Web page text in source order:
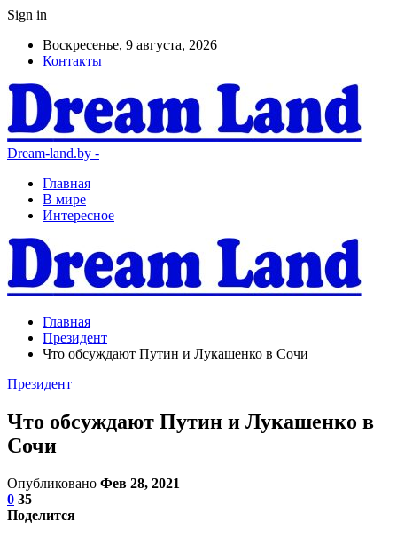
Sign in
Воскресенье, 9 августа, 2026
Контакты
Dream-land.by -
Главная
В мире
Интересное
Главная
Президент
Что обсуждают Путин и Лукашенко в Сочи
Президент
Что обсуждают Путин и Лукашенко в
Сочи
Опубликовано Фев 28, 2021
0 35
Поделится